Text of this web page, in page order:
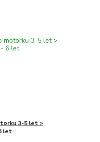
3-5 let >
let